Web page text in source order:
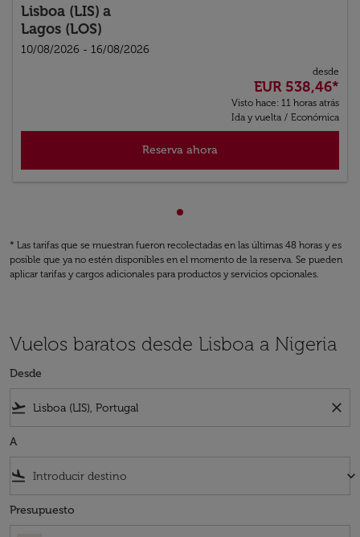
Lisboa (LIS) a
Lagos (LOS)
10/08/2026 - 16/08/2026
desde
EUR 538,46*
Visto hace: 11 horas atrás
Ida y vuelta / Económica
Reserva ahora
Mostrando cmp-pagination-
* Las tarifas que se muestran fueron recolectadas en las últimas 48 horas y es
posible que ya no estén disponibles en el momento de la reserva. Se pueden
aplicar tarifas y cargos adicionales para productos y servicios opcionales.
Vuelos baratos desde Lisboa a Nigeria
Desde
flight_takeoff close
A
flight_land keyboard_arrow_down
Presupuesto